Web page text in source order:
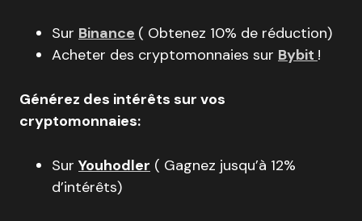
Sur Binance ( Obtenez 10% de réduction)
Acheter des cryptomonnaies sur Bybit !
Générez des intérêts sur vos
cryptomonnaies:
Sur Youhodler ( Gagnez jusqu’à 12%
d’intérêts)